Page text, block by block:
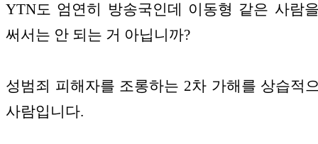
YTN도 엄연히 방송국인데 이동형 같은 사람
써서는 안 되는 거 아닙니까?
성범죄 피해자를 조롱하는 2차 가해를 상습적
사람입니다.